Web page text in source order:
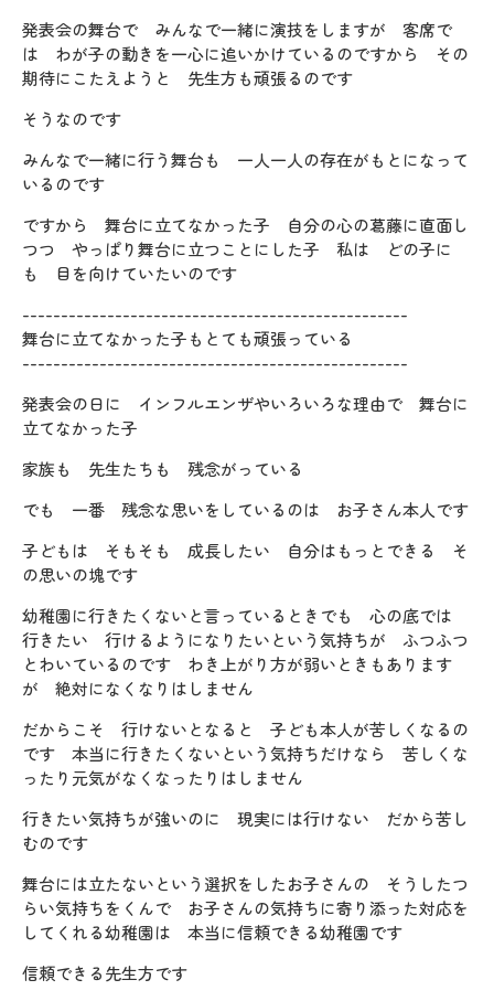
発表会の舞台で みんなで一緒に演技をしますが 客席で
は わが子の動きを一心に追いかけているのですから その
期待にこたえようと 先生方も頑張るのです
そうなのです
みんなで一緒に行う舞台も 一人一人の存在がもとになって
いるのです
ですから 舞台に立てなかった子 自分の心の葛藤に直面し
つつ やっぱり舞台に立つことにした子 私は どの子に
も 目を向けていたいのです
--------------------------------------------------
舞台に立てなかった子もとても頑張っている
--------------------------------------------------
発表会の日に インフルエンザやいろいろな理由で 舞台に
立てなかった子
家族も 先生たちも 残念がっている
でも 一番 残念な思いをしているのは お子さん本人です
子どもは そもそも 成長したい 自分はもっとできる そ
の思いの塊です
幼稚園に行きたくないと言っているときでも 心の底では
行きたい 行けるようになりたいという気持ちが ふつふつ
とわいているのです わき上がり方が弱いときもあります
が 絶対になくなりはしません
だからこそ 行けないとなると 子ども本人が苦しくなるの
です 本当に行きたくないという気持ちだけなら 苦しくな
ったり元気がなくなったりはしません
行きたい気持ちが強いのに 現実には行けない だから苦し
むのです
舞台には立たないという選択をしたお子さんの そうしたつ
らい気持ちをくんで お子さんの気持ちに寄り添った対応を
してくれる幼稚園は 本当に信頼できる幼稚園です
信頼できる先生方です